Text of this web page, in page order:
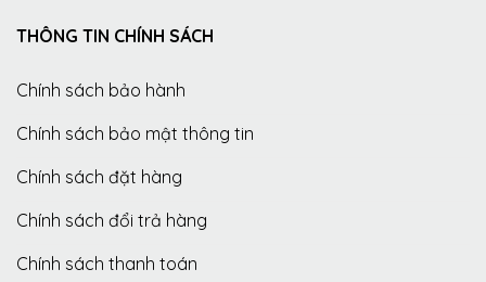
THÔNG TIN CHÍNH SÁCH
Chính sách bảo hành
Chính sách bảo mật thông tin
Chính sách đặt hàng
Chính sách đổi trả hàng
Chính sách thanh toán